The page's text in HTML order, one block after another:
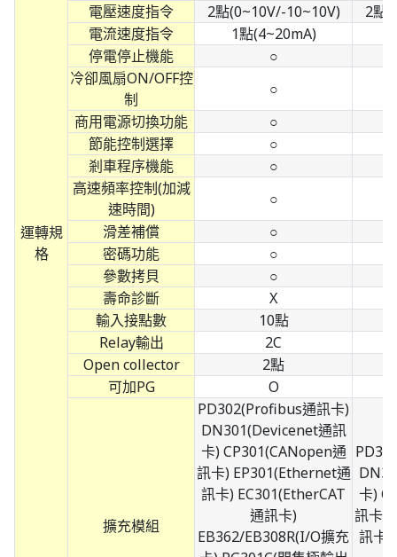
運轉規
格
電壓速度指令
2點(0~10V/-10~10V)
2點
電流速度指令
1點(4~20mA)
停電停止機能
○
冷卻風扇ON/OFF控
制
○
商用電源切換功能
○
節能控制選擇
○
剎車程序機能
○
高速頻率控制(加減
速時間)
○
滑差補償
○
密碼功能
○
參數拷貝
○
壽命診斷
X
輸入接點數
10點
Relay輸出
2C
Open collector
2點
可加PG
O
擴充模組
PD302(Profibus通訊卡)
DN301(Devicenet通訊
卡) CP301(CANopen通
訊卡) EP301(Ethernet通
訊卡) EC301(EtherCAT
通訊卡)
EB362/EB308R(I/O擴充
卡)
訊卡)
訊卡)